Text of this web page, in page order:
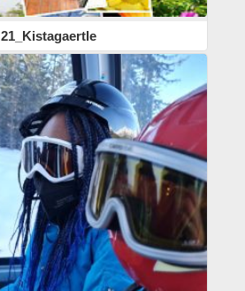
21_Kistagaertle